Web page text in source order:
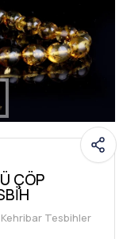
ÇÖP
Tesbihler